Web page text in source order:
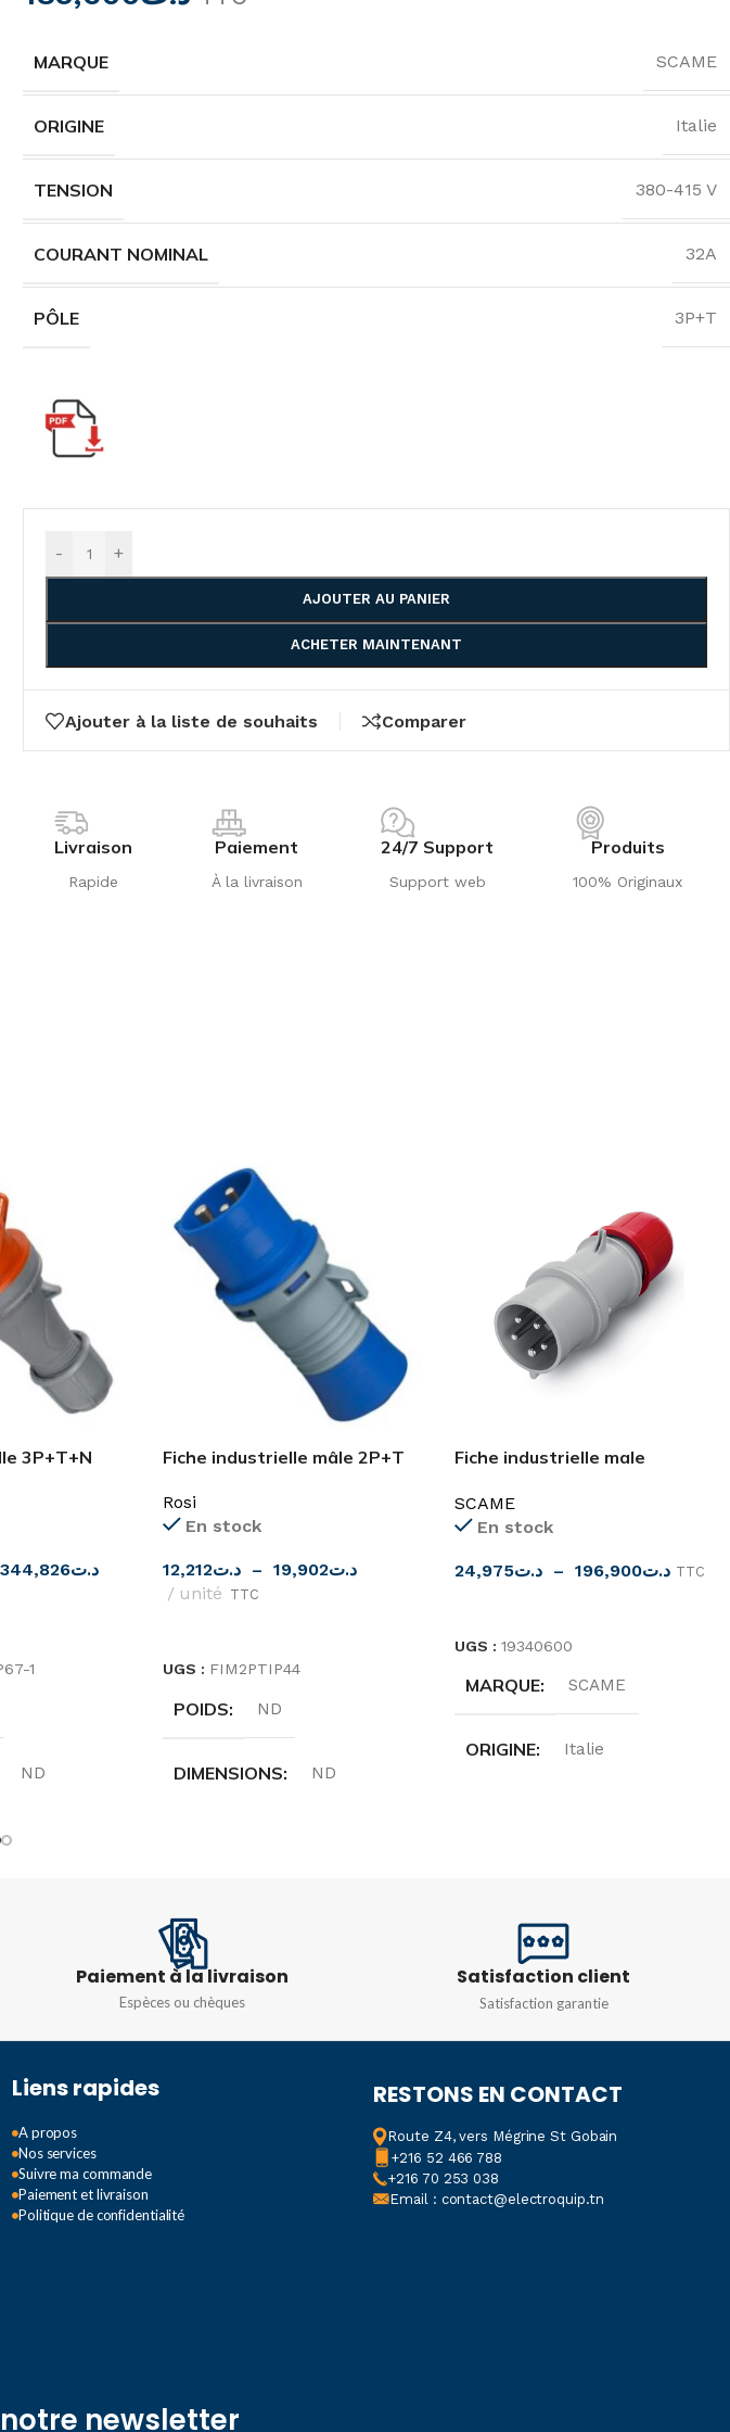
MARQUE SCAME
ORIGINE Italie
TENSION 380-415 V
COURANT NOMINAL 32A
PÔLE 3P+T
- +
AJOUTER AU PANIER
ACHETER MAINTENANT
Ajouter à la liste de souhaits Comparer
Livraison
Rapide
Paiement
À la livraison
24/7 Support
Support web
Produits
100% Originaux
3P+T+N
د.ت344,826
1
ND
de 240/415 V
Fiche industrielle mâle 2P+T
Rosi
En stock
د.ت12,212 – د.ت19,902
unité TTC
UGS : FIM2PTIP44
POIDS ND
DIMENSIONS ND
MATIÈRE
de 200 à 250 V
Fiche industrielle male
SCAME
En stock
د.ت24,975 – د.ت196,900 TTC
UGS :19340600
MARQUE SCAME
ORIGINE Italie
COULEUR
TENSION 346-415V
Paiement à la livraison
Espèces ou chèques
Satisfaction client
Satisfaction garantie
Liens rapides
A propos
Nos services
Suivre ma commande
Paiement et livraison
Politique de confidentialité
RESTONS EN CONTACT
Route Z4, vers Mégrine St Gobain
+216 52 466 788
+216 70 253 038
Email : contact@electroquip.tn
newsletter